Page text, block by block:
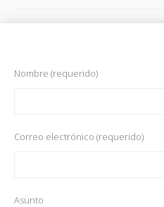
Nombre (requerido)
Correo electrónico (requerido)
Asunto